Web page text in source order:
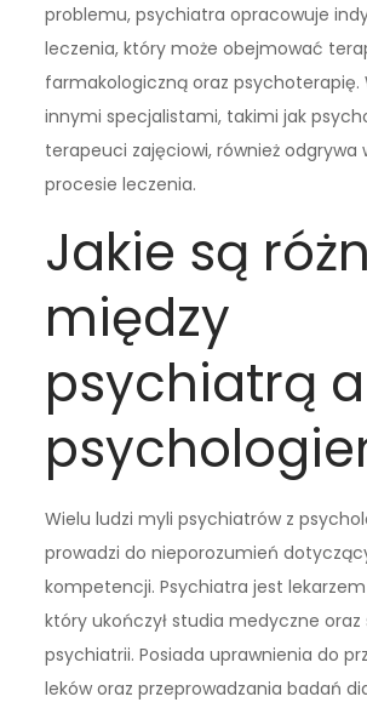
problemu, psychiatra opracowuje
leczenia, który może obejmować
farmakologiczną oraz psychoterapię.
innymi specjalistami, takimi jak
terapeuci zajęciowi, również odgrywa
procesie leczenia.
Jakie są
między
psychiatrą a
Wielu ludzi myli psychiatrów z
prowadzi do nieporozumień
kompetencji. Psychiatra jest
który ukończył studia medyczne
psychiatrii. Posiada uprawnienia do
leków oraz przeprowadzania badań